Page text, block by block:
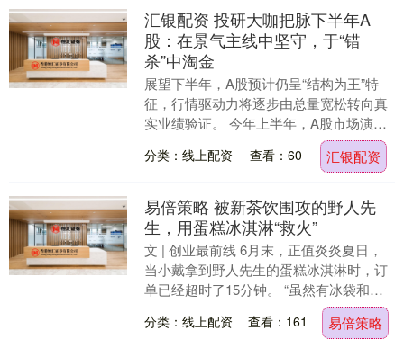
汇银配资 投研大咖把脉下半年A
股：在景气主线中坚守，于“错
杀”中淘金
展望下半年，A股预计仍呈“结构为王”特
征，行情驱动力将逐步由总量宽松转向真
实业绩验证。 今年上半年，A股市场演绎
了极为显著的结构性分化行情。 在AI等硬
科技浪潮....
分类：线上配资 查看：60 汇银配资
易倍策略 被新茶饮围攻的野人先
生，用蛋糕冰淇淋“救火”
文 | 创业最前线 6月末，正值炎炎夏日，
当小戴拿到野人先生的蛋糕冰淇淋时，订
单已经超时了15分钟。 “虽然有冰袋和保
温袋，但蛋糕送过来晚了，已经有些化
了，托盘....
分类：线上配资 查看：161 易倍策略